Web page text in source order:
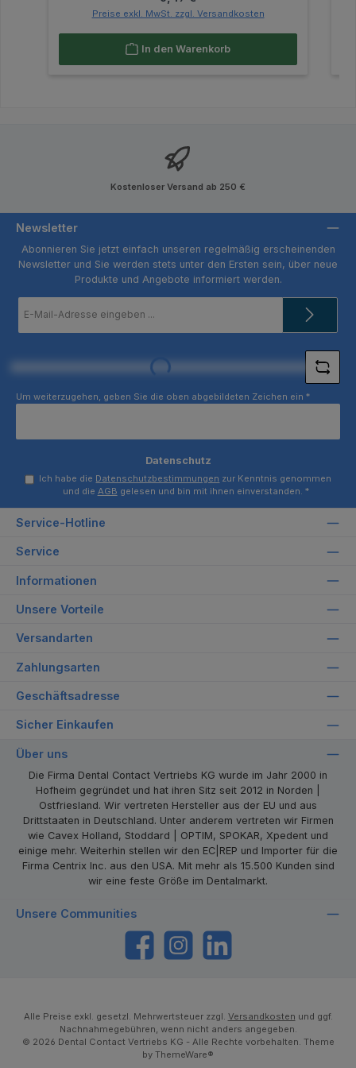
Preise exkl. MwSt. zzgl. Versandkosten
In den Warenkorb
Kostenloser Versand ab 250 €
Newsletter
Abonnieren Sie jetzt einfach unseren regelmäßig erscheinenden
Newsletter und Sie werden stets unter den Ersten sein, über neue
Produkte und Angebote informiert werden.
Mail-
Loading...
Um weiterzugehen, geben Sie die oben abgebildeten Zeichen ein *
Datenschutz
Ich habe die Datenschutzbestimmungen zur Kenntnis genommen
und die AGB gelesen und bin mit ihnen einverstanden. *
Service-Hotline
Service
Informationen
Unsere Vorteile
Versandarten
Zahlungsarten
Geschäftsadresse
Sicher Einkaufen
Über uns
Die Firma Dental Contact Vertriebs KG wurde im Jahr 2000 in
Hofheim gegründet und hat ihren Sitz seit 2012 in Norden |
Ostfriesland. Wir vertreten Hersteller aus der EU und aus
Drittstaaten in Deutschland. Unter anderem vertreten wir Firmen
wie Cavex Holland, Stoddard | OPTIM, SPOKAR, Xpedent und
einige mehr. Weiterhin stellen wir den EC|REP und Importer für die
Firma Centrix Inc. aus den USA. Mit mehr als 15.500 Kunden sind
wir eine feste Größe im Dentalmarkt.
Unsere Communities
https://www.facebook.com/dentalcontact
Instagram
Alle Preise exkl. gesetzl. Mehrwertsteuer zzgl. Versandkosten und ggf.
Nachnahmegebühren, wenn nicht anders angegeben.
© 2026 Dental Contact Vertriebs KG - Alle Rechte vorbehalten. Theme
by ThemeWare®